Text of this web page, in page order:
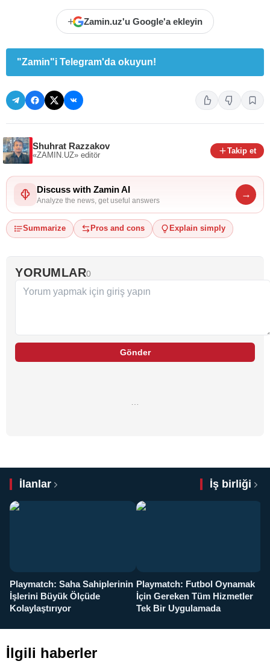
+ Zamin.uz'u Google'a ekleyin
"Zamin"i Telegram'da okuyun!
Shuhrat Razzakov
«ZAMIN.UZ» editör
Takip et
Discuss with Zamin AI
Analyze the news, get useful answers
→
Summarize Pros and cons Explain simply
YORUMLAR0
Gönder
İlanlar İş birliği
Playmatch: Saha Sahiplerinin
İşlerini Büyük Ölçüde
Kolaylaştırıyor
Playmatch: Futbol Oynamak
İçin Gereken Tüm Hizmetler
Tek Bir Uygulamada
İlgili haberler